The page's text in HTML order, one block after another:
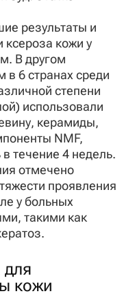
результаты и
ксероза кожи у
В другом
в 6 странах среди
степени
использовали
керамиды,
NMF,
течение 4 недель.
отмечено
проявления
у больных
такими как
для
кожи